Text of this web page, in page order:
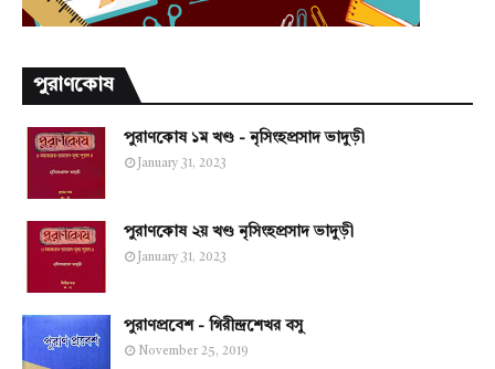
পুরাণকোষ
পুরাণকোষ ১ম খণ্ড - নৃসিংহপ্রসাদ ভাদুড়ী
January 31, 2023
পুরাণকোষ ২য় খণ্ড নৃসিংহপ্রসাদ ভাদুড়ী
January 31, 2023
পুরাণপ্রবেশ - গিরীন্দ্রশেখর বসু
November 25, 2019